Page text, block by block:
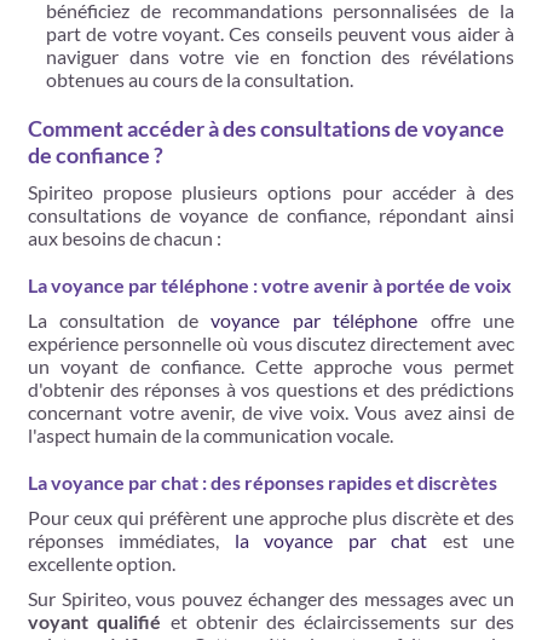
bénéficiez de recommandations personnalisées de la
part de votre voyant. Ces conseils peuvent vous aider à
naviguer dans votre vie en fonction des révélations
obtenues au cours de la consultation.
Comment accéder à des consultations de voyance
de confiance ?
Spiriteo propose plusieurs options pour accéder à des
consultations de voyance de confiance, répondant ainsi
aux besoins de chacun :
La voyance par téléphone : votre avenir à portée de voix
La consultation devoyance par téléphone offre une
expérience personnelle où vous discutez directement avec
un voyant de confiance. Cette approche vous permet
d'obtenir des réponses à vos questions et des prédictions
concernant votre avenir, de vive voix. Vous avez ainsi de
l'aspect humain de la communication vocale.
La voyance par chat : des réponses rapides et discrètes
Pour ceux qui préfèrent une approche plus discrète et des
réponses immédiates, la voyance par chat est une
excellente option.
Sur Spiriteo, vous pouvez échanger des messages avec un
voyant qualifié et obtenir des éclaircissements sur des